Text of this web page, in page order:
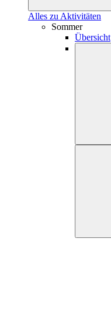
Alles zu Aktivitäten
Sommer
Übersicht